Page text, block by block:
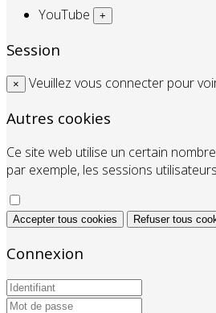
YouTube +
Session
× Veuillez vous connecter pour
Autres cookies
Ce site web utilise un certain
par exemple, les sessions
Accepter tous cookies Refuser tous
Connexion